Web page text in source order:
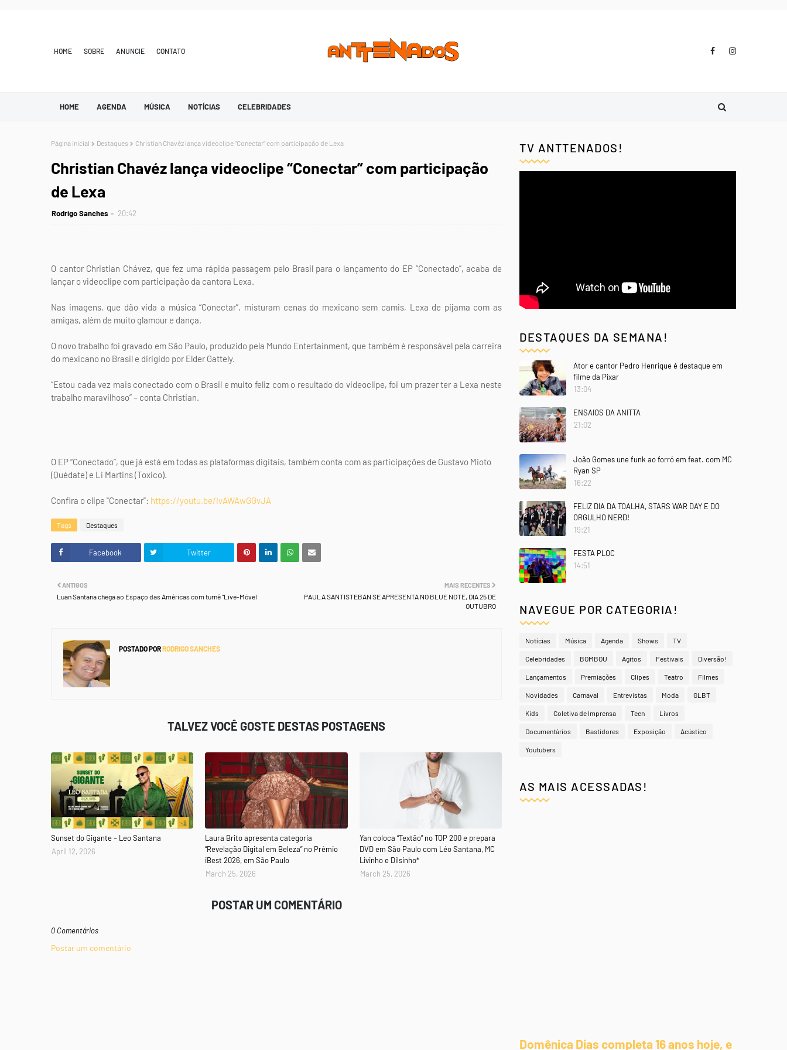
HOME SOBRE ANUNCIE CONTATO
HOME AGENDA MÚSICA NOTÍCIAS CELEBRIDADES
Página inicial Destaques Christian Chavéz lança videoclipe “Conectar” com participação de Lexa
Christian Chavéz lança videoclipe “Conectar” com participação
de Lexa
Rodrigo Sanches 20:42
O cantor Christian Chávez, que fez uma rápida passagem pelo Brasil para o lançamento do EP “Conectado”, acaba de
lançar o videoclipe com participação da cantora Lexa.
Nas imagens, que dão vida a música “Conectar”, misturam cenas do mexicano sem camis, Lexa de pijama com as
amigas, além de muito glamour e dança.
O novo trabalho foi gravado em São Paulo, produzido pela Mundo Entertainment, que também é responsável pela carreira
do mexicano no Brasil e dirigido por Elder Gattely.
“Estou cada vez mais conectado com o Brasil e muito feliz com o resultado do videoclipe, foi um prazer ter a Lexa neste
trabalho maravilhoso” – conta Christian.
O EP “Conectado”, que já está em todas as plataformas digitais, também conta com as participações de Gustavo Mioto
(Quédate) e Li Martins (Toxico).
Confira o clipe "Conectar": https://youtu.be/IvAWAwGGvJA
Tags Destaques
Facebook Twitter
MAIS RECENTES
PAULA SANTISTEBAN SE APRESENTA NO BLUE NOTE, DIA 25 DE
OUTUBRO
ANTIGOS
Luan Santana chega ao Espaço das Américas com turnê "Live-Móvel
POSTADO PORRODRIGO SANCHES
TALVEZ VOCÊ GOSTE DESTAS POSTAGENS
Sunset do Gigante – Leo Santana
April 12, 2026
Laura Brito apresenta categoria
“Revelação Digital em Beleza” no Prêmio
iBest 2026, em São Paulo
March 25, 2026
Yan coloca “Textão” no TOP 200 e prepara
DVD em São Paulo com Léo Santana, MC
Livinho e Dilsinho*
March 25, 2026
POSTAR UM COMENTÁRIO
0 Comentários
Postar um comentário
TV ANTTENADOS!
DESTAQUES DA SEMANA!
Ator e cantor Pedro Henrique é destaque em
filme da Pixar
13:04
ENSAIOS DA ANITTA
21:02
João Gomes une funk ao forró em feat. com MC
Ryan SP
16:22
FELIZ DIA DA TOALHA, STARS WAR DAY E DO
ORGULHO NERD!
19:21
FESTA PLOC
14:51
NAVEGUE POR CATEGORIA!
Notícias Música Agenda Shows TV
Celebridades BOMBOU Agitos Festivais Diversão!
Lançamentos Premiações Clipes Teatro Filmes
Novidades Carnaval Entrevistas Moda GLBT
Kids Coletiva de Imprensa Teen Livros
Documentários Bastidores Exposição Acústico
Youtubers
AS MAIS ACESSADAS!
Domênica Dias completa 16 anos hoje, e